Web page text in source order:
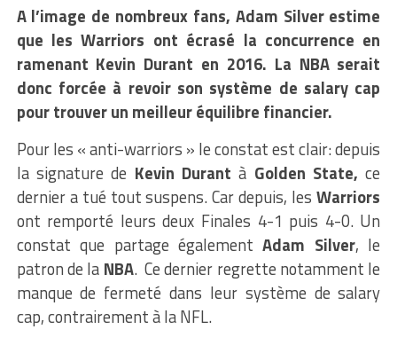
A l’image de nombreux fans, Adam Silver estime
que les Warriors ont écrasé la concurrence en
ramenant Kevin Durant en 2016. La NBA serait
donc forcée à revoir son système de salary cap
pour trouver un meilleur équilibre financier.
Pour les « anti-warriors » le constat est clair: depuis
la signature de Kevin Durant à Golden State,ce
dernier a tué tout suspens. Car depuis, lesWarriors
ont remporté leurs deux Finales 4-1 puis 4-0. Un
constat que partage égalementAdam Silver, le
patron de la NBA. Ce dernier regrette notamment le
manque de fermeté dans leur système de salary
cap, contrairement à la NFL.